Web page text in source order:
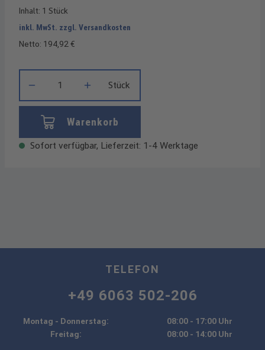
Inhalt: 1 Stück
inkl. MwSt. zzgl. Versandkosten
Netto: 194,92 €
Stück
Warenkorb
Sofort verfügbar, Lieferzeit: 1-4 Werktage
TELEFON
+49 6063 502-206
Montag - Donnerstag:
08:00 - 17:00 Uhr
Freitag:
08:00 - 14:00 Uhr